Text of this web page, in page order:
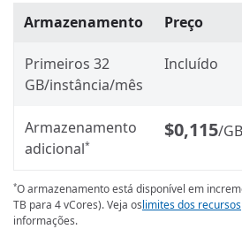
Armazenamento Preço
Primeiros 32
GB/instância/mês
Incluído
Armazenamento
adicional*
$0,115/
*O armazenamento está disponível em
TB para 4 vCores). Veja oslimites dos recursos
informações.